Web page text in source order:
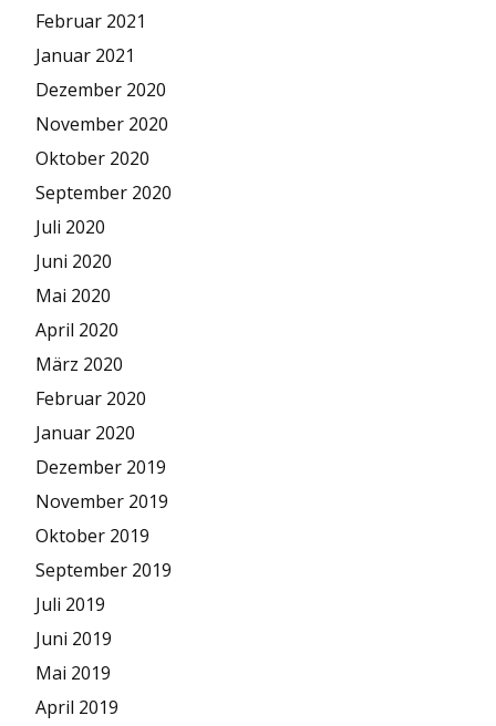
Februar 2021
Januar 2021
Dezember 2020
November 2020
Oktober 2020
September 2020
Juli 2020
Juni 2020
Mai 2020
April 2020
März 2020
Februar 2020
Januar 2020
Dezember 2019
November 2019
Oktober 2019
September 2019
Juli 2019
Juni 2019
Mai 2019
April 2019